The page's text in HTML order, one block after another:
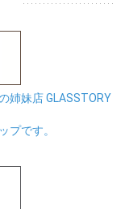
姉妹店 GLASSTORY
プです。